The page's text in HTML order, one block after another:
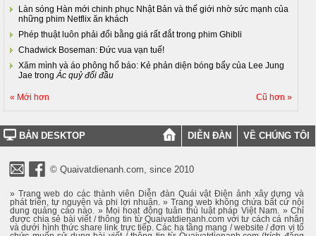
Làn sóng Hàn mới chinh phục Nhật Bản và thế giới nhờ sức mạnh của
những phim Netflix ăn khách
Phép thuật luôn phải đổi bằng giá rất đắt trong phim Ghibli
Chadwick Boseman: Đức vua vạn tuế!
Xăm mình và áo phông hổ báo: Kẻ phản diện bóng bẩy của Lee Jung
Jae trongÁc quỷ đối đầu
« Mới hơn Cũ hơn »
BẢN DESKTOP DIỄN ĐÀN VỀ CHÚNG TÔI
© Quaivatdienanh.com, since 2010
» Trang web do các thành viên Diễn đàn Quái vật Điện ảnh xây dựng và
phát triển, tự nguyện và phi lợi nhuận. » Trang web không chứa bất cứ nội
dung quảng cáo nào. » Mọi hoạt động tuân thủ luật pháp Việt Nam. » Chỉ
được chia sẻ bài viết / thông tin từ Quaivatdienanh.com với tư cách cá nhân
và dưới hình thức share link trực tiếp. Các hạ tầng mạng / website / đơn vị tổ